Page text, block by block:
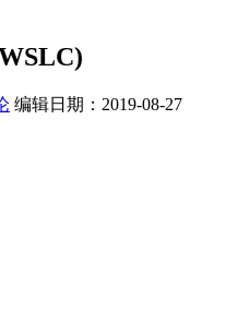
编辑日期： 2019-08-27